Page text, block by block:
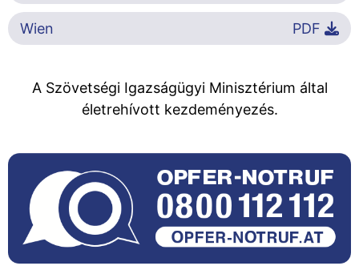
Wien PDF
A Szövetségi Igazságügyi Minisztérium által
életrehívott kezdeményezés.